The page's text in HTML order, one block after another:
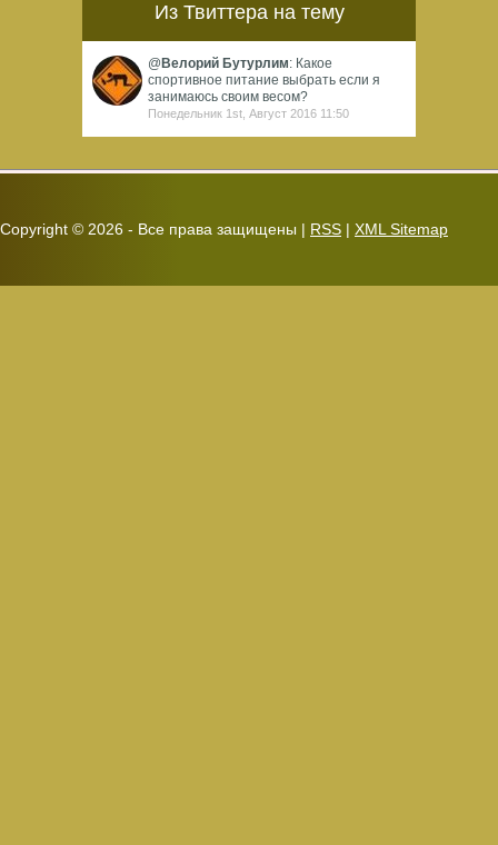
Из Твиттера на тему
@ Велорий Бутурлим: Какое
спортивное питание выбрать если я
занимаюсь своим весом?
Понедельник 1st, Август 2016 11:50
Copyright © 2026 - Все права защищены | RSS | XML Sitemap